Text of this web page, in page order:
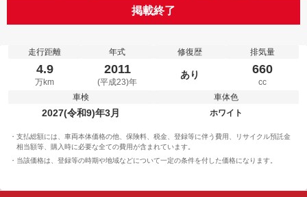
掲載終了
走行距離
4.9
万km
年式
2011
(平成23)年
修復歴
あり
排気量
660
cc
車検
2027(令和9)年3月
車体色
ホワイト
支払総額には、車両本体価格の他、保険料、税金、登録等に伴う費用、リサイクル預託金
相当額等、購入時に必要な全ての費用が含まれています。
当該価格は、登録等の時期や地域などについて一定の条件を付した価格になります。